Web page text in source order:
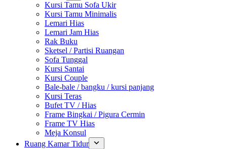
Kursi Tamu Sofa Ukir
Kursi Tamu Minimalis
Lemari Hias
Lemari Jam Hias
Rak Buku
Sketsel / Partisi Ruangan
Sofa Tunggal
Kursi Santai
Kursi Couple
Bale-bale / bangku / kursi panjang
Kursi Teras
Bufet TV / Hias
Frame Bingkai / Pigura Cermin
Frame TV Hias
Meja Konsul
Ruang Kamar Tidur